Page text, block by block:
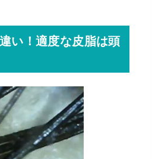
い！ 適度な皮脂は頭